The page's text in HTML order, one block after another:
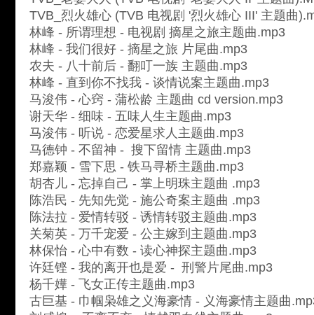
TVB_烈火雄心 (TVB 电视剧 '烈火雄心 III' 主题曲
林峰 - 所谓理想 - 电视剧 摘星之旅主题曲.mp3
林峰 - 我们很好 - 摘星之旅 片尾曲.mp3
农夫 - 八十前后 - 翻叮一族 主题曲.mp3
林峰 - 直到你不找我 - 谈情说案主题曲.mp3
马浚伟 - 心窍 - 蒲松龄 主题曲 cd version.mp3
谢天华 - 细味 - 五味人生主题曲.mp3
马浚伟 - 听说 - 恋爱星求人主题曲.mp3
马德钟 - 不留神 - 搜下留情 主题曲.mp3
郑嘉颖 - 雪下思 - 铁马寻桥主题曲.mp3
胡杏儿 - 忘掉自己 - 掌上明珠主题曲 .mp3
陈浩民 - 先知先觉 - 施公奇案主题曲 .mp3
陈法拉 - 爱情转驳 - 诱情转驳主题曲.mp3
关菊英 - 万千宠爱 - 公主嫁到主题曲.mp3
林保怡 - 心中有数 - 读心神探主题曲.mp3
许廷铿 - 我的离开也是爱 - 刑警片尾曲.mp3
杨千嬅 - 飞女正传主题曲.mp3
古巨基 - 巾帼枭雄之义海豪情 - 义海豪情主题曲